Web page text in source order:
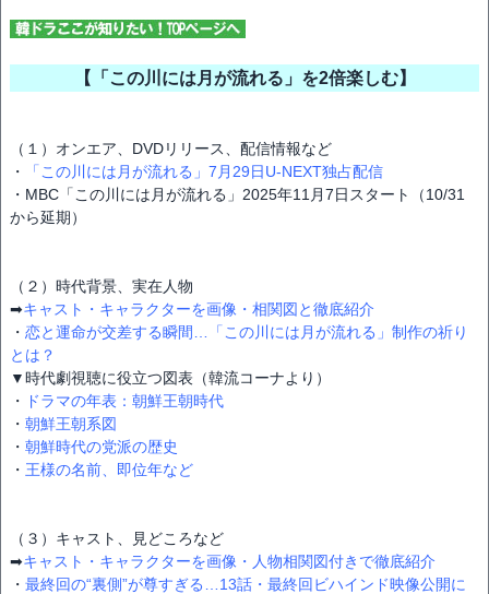
【「この川には月が流れる」を2倍楽しむ】
（１）オンエア、DVDリリース、配信情報など
・
「この川には月が流れる」7月29日U-NEXT独占配信
・MBC「この川には月が流れる」2025年11月7日スタート（10/31
から延期）
（２）時代背景、実在人物
➡キャスト・キャラクターを画像・相関図と徹底紹介
・ 恋と運命が交差する瞬間…「この川には月が流れる」制作の祈り
とは？
▼時代劇視聴に役立つ図表（韓流コーナより）
・
ドラマの年表：朝鮮王朝時代
・ 朝鮮王朝系図
・ 朝鮮時代の党派の歴史
・ 王様の名前、即位年など
（３）キャスト、見どころなど
➡キャスト・キャラクターを画像・人物相関図付きで徹底紹介
・ 最終回の“裏側”が尊すぎる…13話・最終回ビハインド映像公開に